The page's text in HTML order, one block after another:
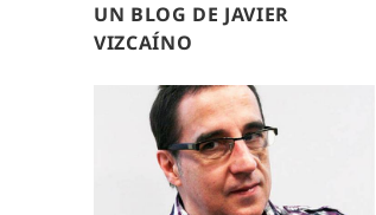
UN BLOG DE JAVIER
VIZCAÍNO